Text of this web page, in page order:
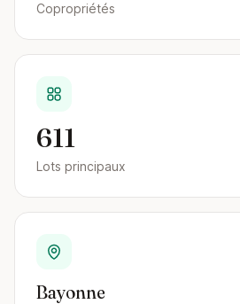
Copropriétés
611
Lots principaux
Bayonne